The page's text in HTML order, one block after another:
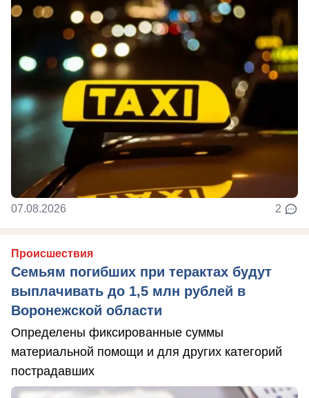
07.08.2026 2
Происшествия
Семьям погибших при терактах будут
выплачивать до 1,5 млн рублей в
Воронежской области
Определены фиксированные суммы
материальной помощи и для других категорий
пострадавших